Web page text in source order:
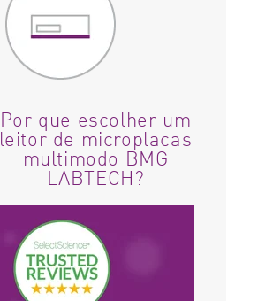
Por que escolher um
leitor de microplacas
multimodo BMG
LABTECH?